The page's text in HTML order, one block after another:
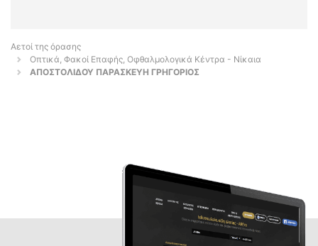
Αετοί της όρασης
Οπτικά, Φακοί Επαφής, Οφθαλμολογικά Κέντρα - Νίκαια
ΑΠΟΣΤΟΛΙΔΟΥ ΠΑΡΑΣΚΕΥΗ ΓΡΗΓΟΡΙΟΣ